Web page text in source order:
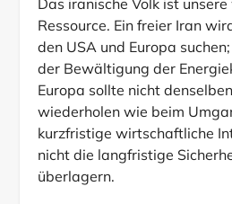
Das iranische Volk ist
Ressource. Ein freier Iran
den USA und Europa
der Bewältigung der
Europa sollte nicht
wiederholen wie beim
kurzfristige wirtschaftliche
nicht die langfristige
überlagern.